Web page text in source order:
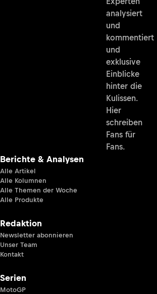
analysiert
und
kommentiert
und
exklusive
Einblicke
hinter die
Kulissen.
Hier
schreiben
Fans für
Fans.
Berichte & Analysen
Alle Artikel
Alle Kolumnen
Alle Themen der Woche
Alle Produkte
Redaktion
Newsletter abonnieren
Unser Team
Kontakt
Serien
MotoGP